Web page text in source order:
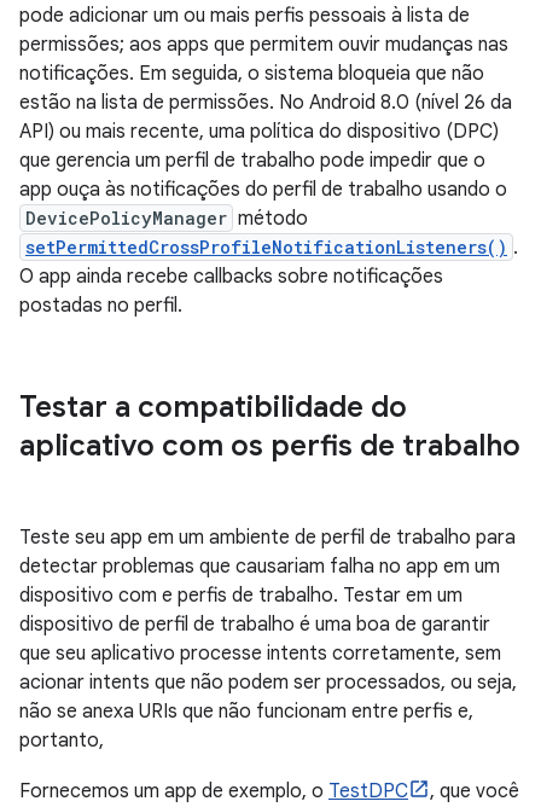
pode adicionar um ou mais perfis pessoais à lista de
permissões; aos apps que permitem ouvir mudanças nas
notificações. Em seguida, o sistema bloqueia que não
estão na lista de permissões. No Android 8.0 (nível 26 da
API) ou mais recente, uma política do dispositivo (DPC)
que gerencia um perfil de trabalho pode impedir que o
app ouça às notificações do perfil de trabalho usando o
DevicePolicyManager método
setPermittedCrossProfileNotificationListeners() .
O app ainda recebe callbacks sobre notificações
postadas no perfil.
Testar a compatibilidade do
aplicativo com os perfis de trabalho
Teste seu app em um ambiente de perfil de trabalho para
detectar problemas que causariam falha no app em um
dispositivo com e perfis de trabalho. Testar em um
dispositivo de perfil de trabalho é uma boa de garantir
que seu aplicativo processe intents corretamente, sem
acionar intents que não podem ser processados, ou seja,
não se anexa URIs que não funcionam entre perfis e,
portanto,
Fornecemos um app de exemplo, o TestDPC
, que você